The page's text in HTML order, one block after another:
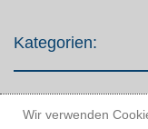
Kategorien:
Wir verwenden